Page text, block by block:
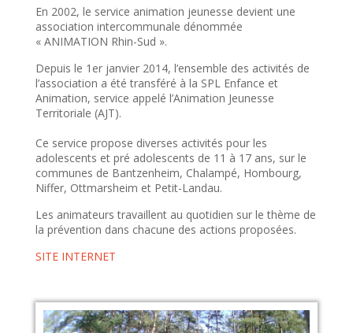
En 2002, le service animation jeunesse devient une
association intercommunale dénommée
« ANIMATION Rhin-Sud ».
Depuis le 1er janvier 2014, l’ensemble des activités de
l’association a été transféré à la SPL Enfance et
Animation, service appelé l’Animation Jeunesse
Territoriale (AJT).
Ce service propose diverses activités pour les
adolescents et pré adolescents de 11 à 17 ans, sur le
communes de Bantzenheim, Chalampé, Hombourg,
Niffer, Ottmarsheim ​et Petit-Landau.
Les animateurs travaillent au quotidien sur le thème de
la prévention dans chacune des actions proposées.
SITE INTERNET